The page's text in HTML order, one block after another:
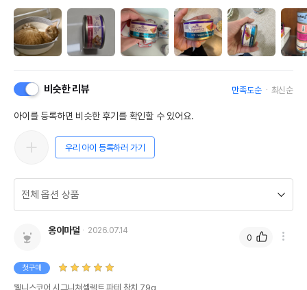
비슷한 리뷰 만족도순 최신순
아이를 등록하면 비슷한 후기를 확인할 수 있어요.
우리 아이 등록하러 가기
옹이마덜 2026.07.14
첫구매
웰니스코어 시그니쳐셀렉트 파테 참치 79g
0